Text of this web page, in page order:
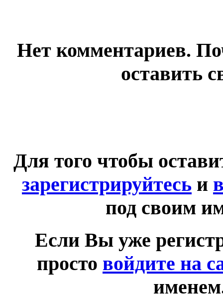
Нет комментариев.
оставить
Для того чтобы
зарегистрируйтесь и
под своим
Если Вы уже
просто войдите на